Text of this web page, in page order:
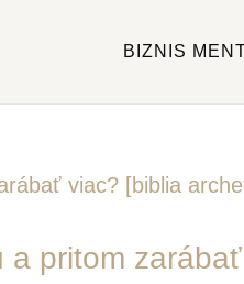
BIZNIS
pritom